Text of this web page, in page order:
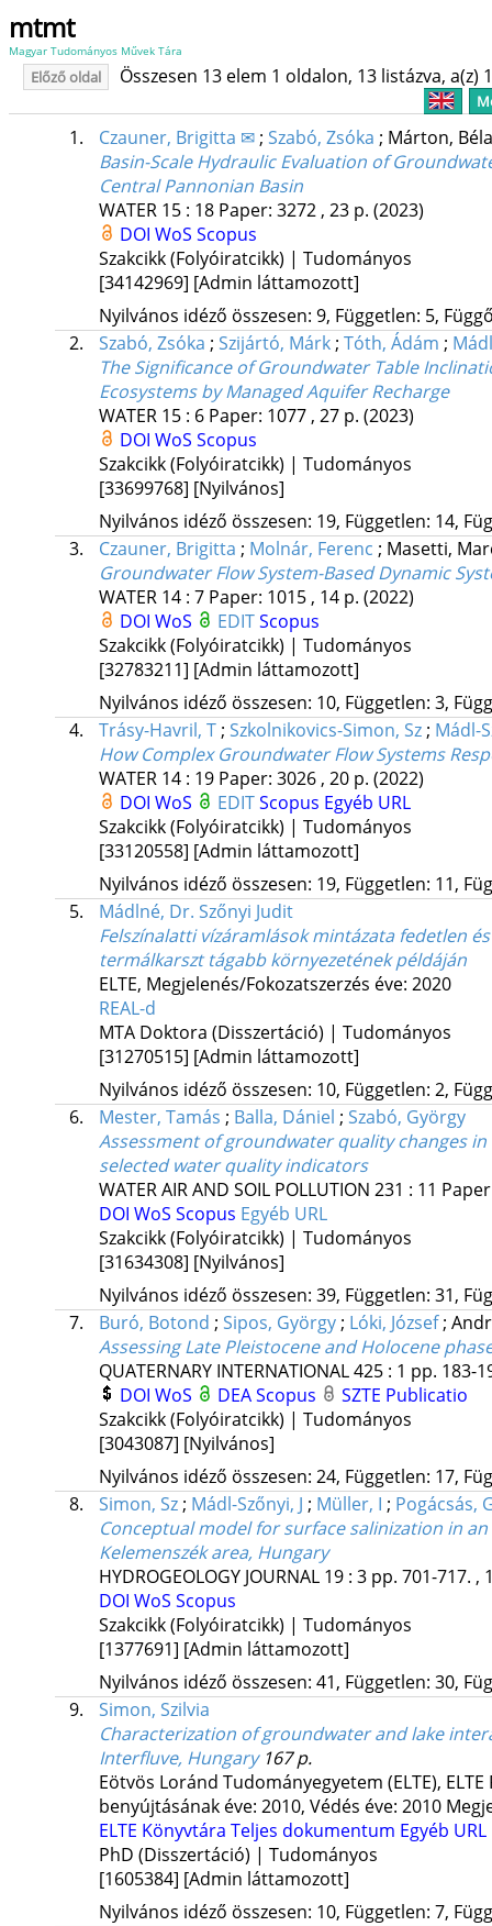
mtmt
Magyar Tudományos Művek Tára
Előző oldal Összesen 13 elem 1 oldalon, 13 listázva, a(z)
1. Czauner, Brigitta ✉; Szabó, Zsóka ; Márton,
Basin-Scale Hydraulic Evaluation of
Central Pannonian Basin
WATER 15: 18 Paper: 3272 , 23 p. (2023)
DOI WoS Scopus
Szakcikk (Folyóiratcikk) | Tudományos
[34142969] [Admin láttamozott]
Nyilvános idéző összesen: 9, Független: 5,
2.
Szabó, Zsóka ; Szijártó, Márk; Tóth, Ádám ;
The Significance of Groundwater Table
Ecosystems by Managed Aquifer Recharge
WATER 15: 6 Paper: 1077 , 27 p. (2023)
DOI WoS Scopus
Szakcikk (Folyóiratcikk) | Tudományos
[33699768] [Nyilvános]
Nyilvános idéző összesen: 19, Független: 14,
3.
Czauner, Brigitta ; Molnár, Ferenc ; Masetti,
Groundwater Flow System-Based Dynamic
WATER 14: 7 Paper: 1015 , 14 p. (2022)
DOI WoS EDITScopus
Szakcikk (Folyóiratcikk) | Tudományos
[32783211] [Admin láttamozott]
Nyilvános idéző összesen: 10, Független: 3,
4.
Trásy-Havril, T; Szkolnikovics-Simon, Sz; Mádl-
How Complex Groundwater Flow Systems
WATER 14: 19 Paper: 3026 , 20 p. (2022)
DOI WoS EDITScopus Egyéb URL
Szakcikk (Folyóiratcikk) | Tudományos
[33120558] [Admin láttamozott]
Nyilvános idéző összesen: 19, Független: 11,
5.
Mádlné, Dr. Szőnyi Judit
Felszínalatti vízáramlások mintázata fedetlen
termálkarszt tágabb környezetének példáján
ELTE, Megjelenés/Fokozatszerzés éve: 2020
REAL-d
MTA Doktora (Disszertáció) | Tudományos
[31270515] [Admin láttamozott]
Nyilvános idéző összesen: 10, Független: 2,
6.
Mester, Tamás ; Balla, Dániel ; Szabó, György
Assessment of groundwater quality changes
selected water quality indicators
WATER AIR AND SOIL POLLUTION 231 : 11
DOI WoS Scopus Egyéb URL
Szakcikk (Folyóiratcikk) | Tudományos
[31634308] [Nyilvános]
Nyilvános idéző összesen: 39, Független: 31,
7.
Buró, Botond ; Sipos, György; Lóki, József;
Assessing Late Pleistocene and Holocene
QUATERNARY INTERNATIONAL425: 1 pp. 183-
DOI WoS DEAScopus
SZTE Publicatio
Szakcikk (Folyóiratcikk) | Tudományos
[3043087] [Nyilvános]
Nyilvános idéző összesen: 24, Független: 17,
8.
Simon, Sz; Mádl-Szőnyi, J ; Müller, I ; Pogácsás,
Conceptual model for surface salinization in
Kelemenszék area, Hungary
HYDROGEOLOGY JOURNAL 19: 3 pp. 701-717. ,
DOI WoS Scopus
Szakcikk (Folyóiratcikk) | Tudományos
[1377691] [Admin láttamozott]
Nyilvános idéző összesen: 41, Független: 30,
9.
Simon, Szilvia
Characterization of groundwater and lake
Interfluve, Hungary167 p.
Eötvös Loránd Tudományegyetem (ELTE),
benyújtásának éve: 2010, Védés éve: 2010
ELTE Könyvtára Teljes dokumentum Egyéb URL
PhD (Disszertáció) | Tudományos
[1605384] [Admin láttamozott]
Nyilvános idéző összesen: 10, Független: 7,